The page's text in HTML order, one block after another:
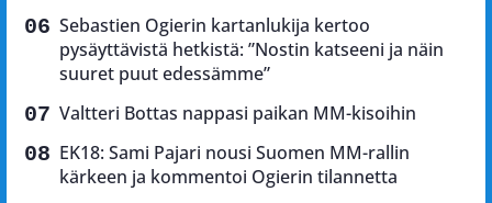
Sebastien Ogierin kartanlukija kertoo
pysäyttävistä hetkistä: ”Nostin katseeni ja näin
suuret puut edessämme”
Valtteri Bottas nappasi paikan MM-kisoihin
EK18: Sami Pajari nousi Suomen MM-rallin
kärkeen ja kommentoi Ogierin tilannetta